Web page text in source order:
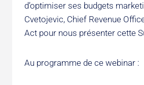
d’optimiser ses budgets
Cvetojevic, Chief Revenue
Act pour nous présenter cette
Au programme de ce webinar :